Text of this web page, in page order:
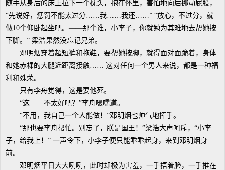
随手从身后的床上拉下一个枕头，抱在怀里，害怕地向后挪动屁股，
“先说好，惩罚不能太过分……我……我还……” “放心，不过分，就
做10个仰卧起坐吧。——那个谁，小李子，你就勉为其难地去帮她按
下脚。” 梁浩果然没忘记兄弟。
邓明烟穿着超短裤和拖鞋，要帮她按脚，就得面对面跪着，身体
和她赤裸的大腿近距离接触…… 这对任何一个男人来说，都是一种福
利和殊荣。
只有李舟觉得，这是要他死。
“这……不太好吧？”李舟嗫嚅道。
“不用，我自己一个人能做！”邓明烟也帅气地挥手。
“那也要李舟帮忙。别忘了，朕是国王！”梁浩大声呵斥，“小李
子，给我上！” 一声令下，小李子便只能乖乖起身，来到邓明烟身
前。
邓明烟平日大大咧咧，此时却极为害羞，一手捂着脸，一手推在